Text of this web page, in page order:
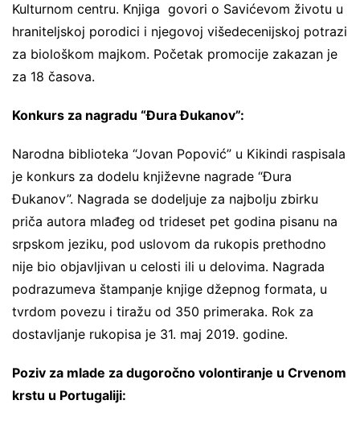
Kulturnom centru. Knjiga govori o Savićevom životu u
hraniteljskoj porodici i njegovoj višedecenijskoj potrazi
za biološkom majkom. Početak promocije zakazan je
za 18 časova.
Konkurs za nagradu “Đura Đukanov”:
Narodna biblioteka “Jovan Popović” u Kikindi raspisala
je konkurs za dodelu književne nagrade “Đura
Đukanov”. Nagrada se dodeljuje za najbolju zbirku
priča autora mlađeg od trideset pet godina pisanu na
srpskom jeziku, pod uslovom da rukopis prethodno
nije bio objavljivan u celosti ili u delovima. Nagrada
podrazumeva štampanje knjige džepnog formata, u
tvrdom povezu i tiražu od 350 primeraka. Rok za
dostavljanje rukopisa je 31. maj 2019. godine.
Poziv za mlade za dugoročno volontiranje u Crvenom
krstu u Portugaliji: